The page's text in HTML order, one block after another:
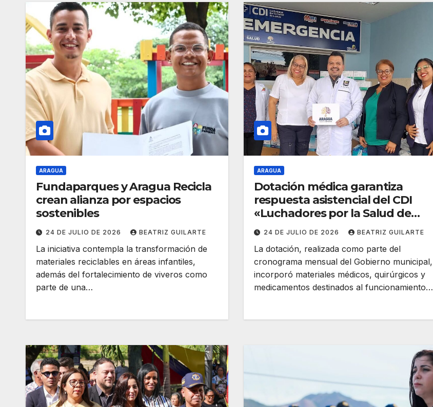
ARAGUA
Fundaparques y Aragua Recicla
crean alianza por espacios
sostenibles
24 DE JULIO DE 2026 BEATRIZ GUILARTE
La iniciativa contempla la transformación de
materiales reciclables en áreas infantiles,
además del fortalecimiento de viveros como
parte de una…
ARAGUA
Dotación médica garantiza
respuesta asistencial del CDI
«Luchadores por la Salud de
Lamas»
24 DE JULIO DE 2026 BEATRIZ GUILARTE
La dotación, realizada como parte del
cronograma mensual del Gobierno municipal,
incorporó materiales médicos, quirúrgicos y
medicamentos destinados al funcionamiento…